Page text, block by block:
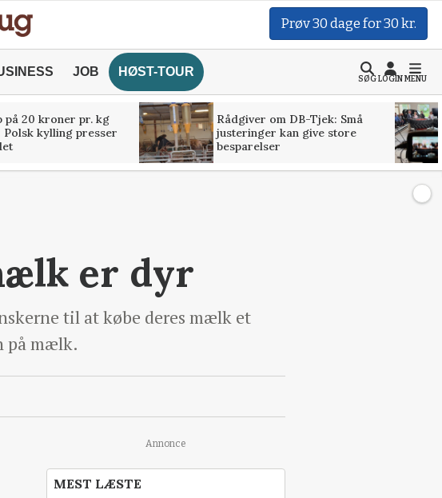
Prøv 30 dage for 30 kr.
JOB HØST-TOUR
SØGLOGINMENU
på 20 kroner pr. kg
Polsk kylling presser
Rådgiver om DB-Tjek: Små
justeringer kan give store
besparelser
er dyr
til at købe deres mælk et
på mælk.
Annonce
MEST LÆSTE